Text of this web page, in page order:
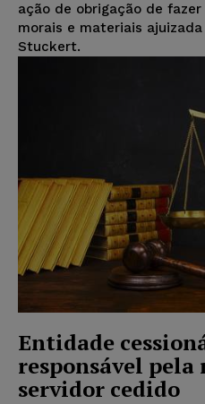
ação de obrigação de
morais e materiais
Stuckert.
Entidade
responsável pela
servidor cedido